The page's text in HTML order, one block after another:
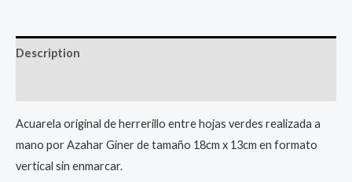
Description
Acuarela original de herrerillo entre hojas verdes realizada a
mano por Azahar Giner de tamaño 18cm x 13cm en formato
vertical sin enmarcar.